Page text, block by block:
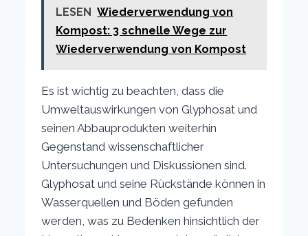
LESEN Wiederverwendung von
Kompost: 3 schnelle Wege zur
Wiederverwendung von Kompost
Es ist wichtig zu beachten, dass die
Umweltauswirkungen von Glyphosat und
seinen Abbauprodukten weiterhin
Gegenstand wissenschaftlicher
Untersuchungen und Diskussionen sind.
Glyphosat und seine Rückstände können in
Wasserquellen und Böden gefunden
werden, was zu Bedenken hinsichtlich der